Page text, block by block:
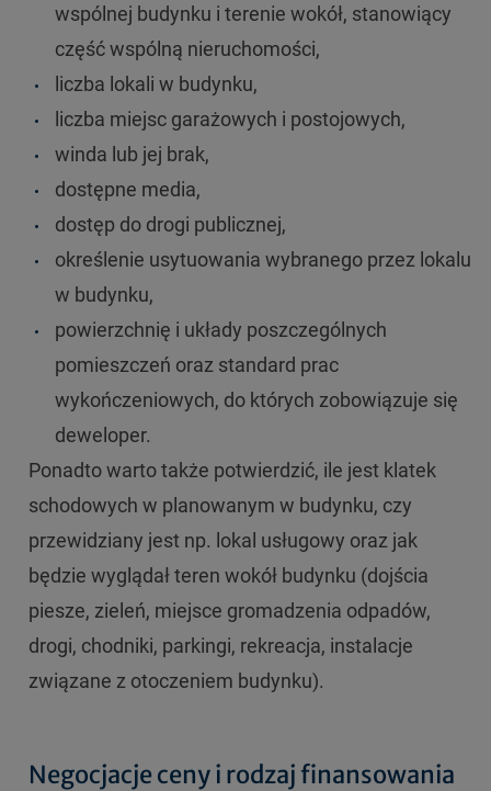
wspólnej budynku i terenie wokół, stanowiący
część wspólną nieruchomości,
liczba lokali w budynku,
liczba miejsc garażowych i postojowych,
winda lub jej brak,
dostępne media,
dostęp do drogi publicznej,
określenie usytuowania wybranego przez lokalu
w budynku,
powierzchnię i układy poszczególnych
pomieszczeń oraz standard prac
wykończeniowych, do których zobowiązuje się
deweloper.
Ponadto warto także potwierdzić, ile jest klatek
schodowych w planowanym w budynku, czy
przewidziany jest np. lokal usługowy oraz jak
będzie wyglądał teren wokół budynku (dojścia
piesze, zieleń, miejsce gromadzenia odpadów,
drogi, chodniki, parkingi, rekreacja, instalacje
związane z otoczeniem budynku).
Negocjacje ceny i rodzaj finansowania